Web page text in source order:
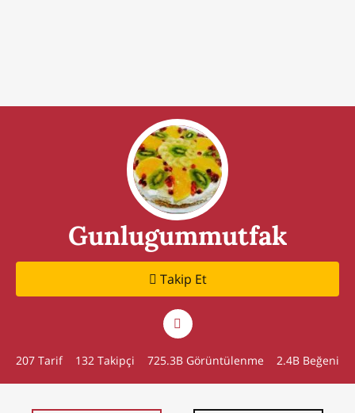
Gunlugummutfak
Takip Et
207 Tarif 132 Takipçi 725.3B Görüntülenme 2.4B Beğeni